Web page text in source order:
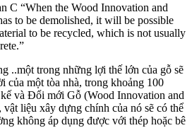
C “When the Wood Innovation and
to be demolished, it will be possible
to be recycled, which is not usually
..một trong những lợi thế lớn của gỗ sẽ
của một tòa nhà, trong khoảng 100
và Đổi mới Gỗ (Wood Innovation and
liệu xây dựng chính của nó sẽ có thể
không áp dụng được với thép hoặc bê